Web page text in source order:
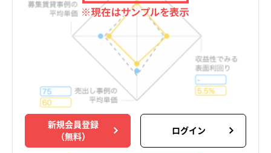
新規会員登録
（無料）
ログイン